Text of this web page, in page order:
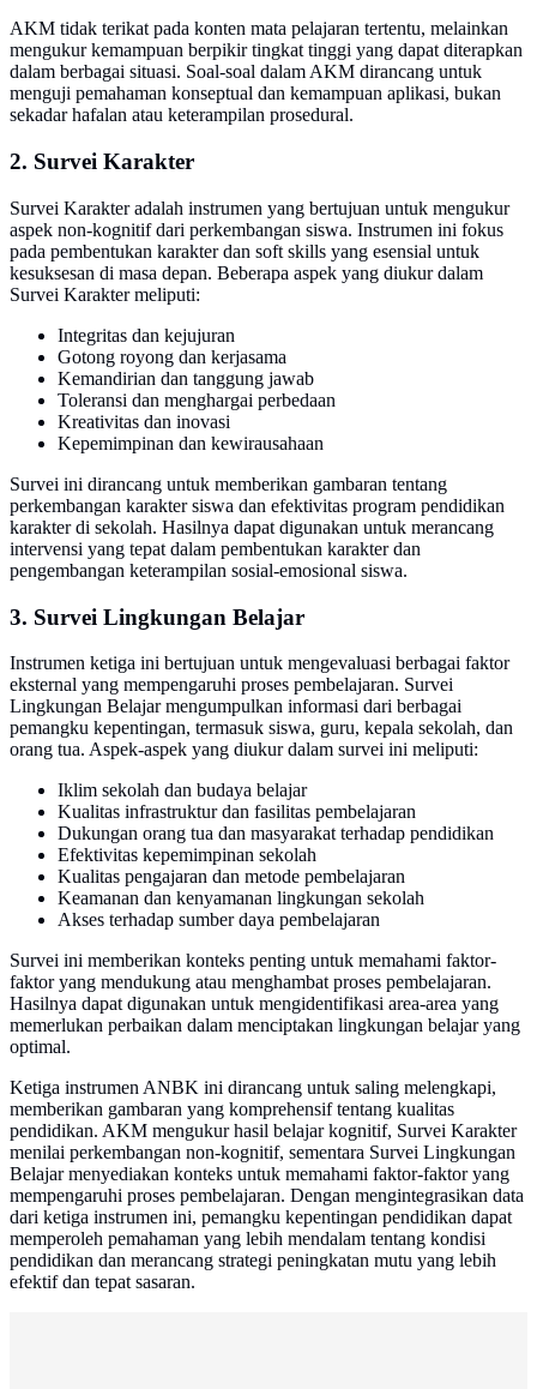
AKM tidak terikat pada konten mata pelajaran tertentu, melainkan
mengukur kemampuan berpikir tingkat tinggi yang dapat diterapkan
dalam berbagai situasi. Soal-soal dalam AKM dirancang untuk
menguji pemahaman konseptual dan kemampuan aplikasi, bukan
sekadar hafalan atau keterampilan prosedural.
2. Survei Karakter
Survei Karakter adalah instrumen yang bertujuan untuk mengukur
aspek non-kognitif dari perkembangan siswa. Instrumen ini fokus
pada pembentukan karakter dan soft skills yang esensial untuk
kesuksesan di masa depan. Beberapa aspek yang diukur dalam
Survei Karakter meliputi:
Integritas dan kejujuran
Gotong royong dan kerjasama
Kemandirian dan tanggung jawab
Toleransi dan menghargai perbedaan
Kreativitas dan inovasi
Kepemimpinan dan kewirausahaan
Survei ini dirancang untuk memberikan gambaran tentang
perkembangan karakter siswa dan efektivitas program pendidikan
karakter di sekolah. Hasilnya dapat digunakan untuk merancang
intervensi yang tepat dalam pembentukan karakter dan
pengembangan keterampilan sosial-emosional siswa.
3. Survei Lingkungan Belajar
Instrumen ketiga ini bertujuan untuk mengevaluasi berbagai faktor
eksternal yang mempengaruhi proses pembelajaran. Survei
Lingkungan Belajar mengumpulkan informasi dari berbagai
pemangku kepentingan, termasuk siswa, guru, kepala sekolah, dan
orang tua. Aspek-aspek yang diukur dalam survei ini meliputi:
Iklim sekolah dan budaya belajar
Kualitas infrastruktur dan fasilitas pembelajaran
Dukungan orang tua dan masyarakat terhadap pendidikan
Efektivitas kepemimpinan sekolah
Kualitas pengajaran dan metode pembelajaran
Keamanan dan kenyamanan lingkungan sekolah
Akses terhadap sumber daya pembelajaran
Survei ini memberikan konteks penting untuk memahami faktor-
faktor yang mendukung atau menghambat proses pembelajaran.
Hasilnya dapat digunakan untuk mengidentifikasi area-area yang
memerlukan perbaikan dalam menciptakan lingkungan belajar yang
optimal.
Ketiga instrumen ANBK ini dirancang untuk saling melengkapi,
memberikan gambaran yang komprehensif tentang kualitas
pendidikan. AKM mengukur hasil belajar kognitif, Survei Karakter
menilai perkembangan non-kognitif, sementara Survei Lingkungan
Belajar menyediakan konteks untuk memahami faktor-faktor yang
mempengaruhi proses pembelajaran. Dengan mengintegrasikan data
dari ketiga instrumen ini, pemangku kepentingan pendidikan dapat
memperoleh pemahaman yang lebih mendalam tentang kondisi
pendidikan dan merancang strategi peningkatan mutu yang lebih
efektif dan tepat sasaran.